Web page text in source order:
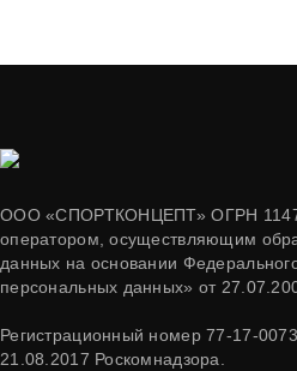
ООО «СПОРТКОНЦЕПТ» ОГРН
оператором, осуществляющим
данных на основании
персональных данных» от
Регистрационный номер 77-17-
21.08.2017 Роскомнадзора.